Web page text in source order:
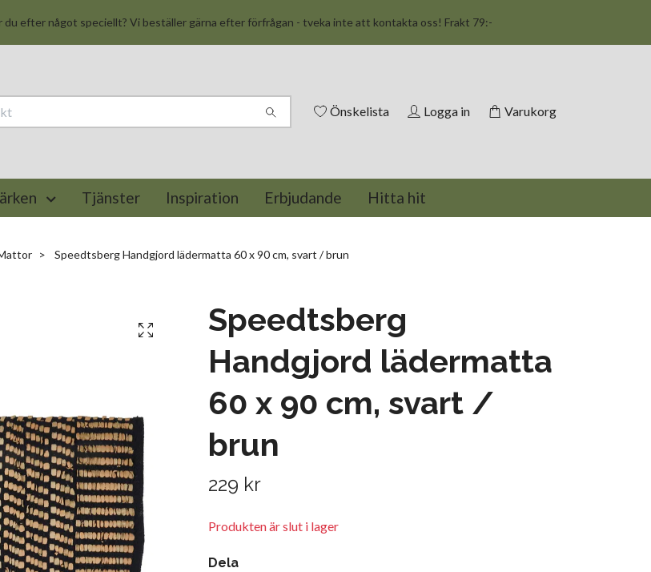
du efter något speciellt? Vi beställer gärna efter förfrågan - tveka inte att kontakta oss! Frakt 79:-
Önskelista Logga in Varukorg
Tjänster Inspiration Erbjudande Hitta hit
Speedtsberg Handgjord lädermatta 60 x 90 cm, svart / brun
Speedtsberg
Handgjord lädermatta
60 x 90 cm, svart /
brun
229 kr
Produkten är slut i lager
Dela